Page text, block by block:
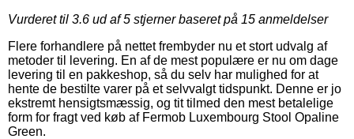
Vurderet til 3.6 ud af 5 stjerner baseret på 15 anmeldelser
Flere forhandlere på nettet frembyder nu et stort udvalg af
metoder til levering. En af de mest populære er nu om dage
levering til en pakkeshop, så du selv har mulighed for at
hente de bestilte varer på et selvvalgt tidspunkt. Denne er jo
ekstremt hensigtsmæssig, og tit tilmed den mest betalelige
form for fragt ved køb af Fermob Luxembourg Stool Opaline
Green.